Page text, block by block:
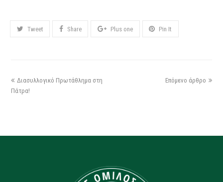
Tweet Share Plus one Pin It
Διασυλλογικό Πρωτάθλημα στη
Πάτρα!
Επόμενο άρθρο